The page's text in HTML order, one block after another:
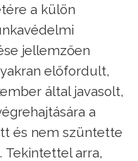
a külön
jellemzően
előfordult,
által javasolt,
a
és nem szüntette
Tekintettel arra,